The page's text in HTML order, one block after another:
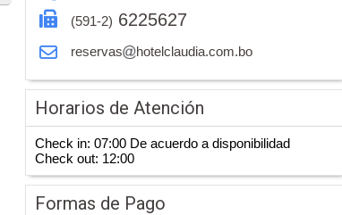
(591-2) 6225627
reservas hotelclaudia.com.bo
Horarios de Atención
Check in: 07:00 De acuerdo a disponibilidad
Check out: 12:00
Formas de Pago